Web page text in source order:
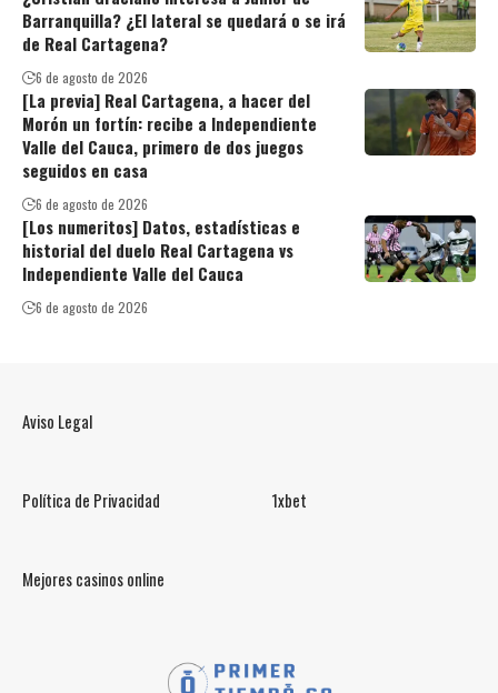
Barranquilla? ¿El lateral se quedará o se irá
de Real Cartagena?
6 de agosto de 2026
[La previa] Real Cartagena, a hacer del
Morón un fortín: recibe a Independiente
Valle del Cauca, primero de dos juegos
seguidos en casa
6 de agosto de 2026
[Los numeritos] Datos, estadísticas e
historial del duelo Real Cartagena vs
Independiente Valle del Cauca
6 de agosto de 2026
Aviso Legal
Política de Privacidad 1xbet
Mejores casinos online